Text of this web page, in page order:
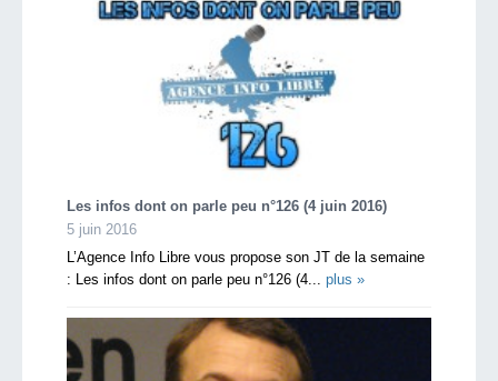
Les infos dont on parle peu n°126 (4 juin 2016)
5 juin 2016
L’Agence Info Libre vous propose son JT de la semaine
: Les infos dont on parle peu n°126 (4... plus »